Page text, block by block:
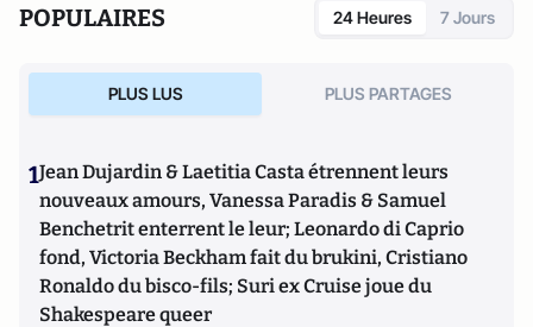
POPULAIRES 24 Heures 7 Jours
PLUS LUS PLUS PARTAGES
1Jean Dujardin & Laetitia Casta étrennent leurs
nouveaux amours, Vanessa Paradis & Samuel
Benchetrit enterrent le leur; Leonardo di Caprio
fond, Victoria Beckham fait du brukini, Cristiano
Ronaldo du bisco-fils; Suri ex Cruise joue du
Shakespeare queer